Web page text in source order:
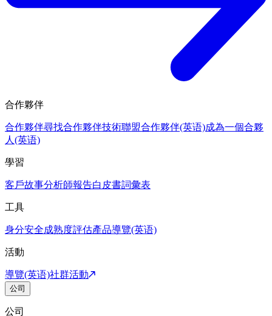
合作夥伴
合作夥伴尋找合作夥伴技術聯盟合作夥伴(英语)成為一個合夥
人(英语)
學習
客戶故事分析師報告白皮書詞彙表
工具
身分安全成熟度評估產品導覽(英语)
活動
導覽(英语)社群活動
公司
公司